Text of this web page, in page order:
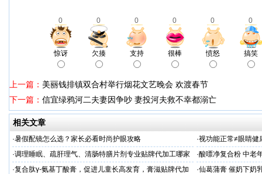
0 0 0 0 0 0
惊讶 欠揍 支持 很棒 愤怒 搞笑
上一篇： 美丽钱排镇双合村举行烟花文艺晚会 欢渡春节
下一篇： 信宜绿鸦河二夫妻因争吵 妻投河夫救不幸都溺亡
相关文章
·暑假配镜怎么选？家长必看时尚护眼攻略 ·视功能正常≠眼睛健
·调理睡眠、疏肝理气、清肠特膳片剂专业贴牌代加工哪家
专业
·酸嘌净复合粉 中老
·复合肽γ-氨基丁酸膏，促进儿童长高发育，膏滋贴牌代加
·仙葛蒲膏 催奶下奶